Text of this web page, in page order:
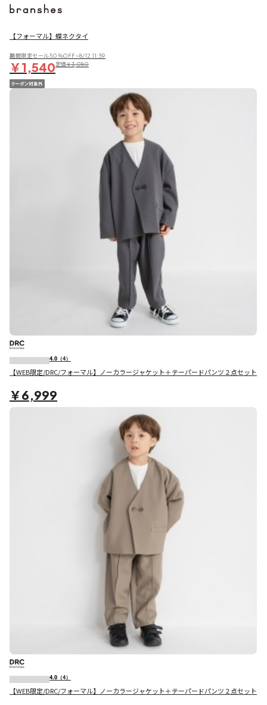
【フォーマル】蝶ネクタイ
期間限定セール50％OFF~8/12 11:59
￥1,540定価￥3,080
4.0 （4）
【WEB限定/DRC/フォーマル】ノーカラージャケット＋テーパードパンツ２点セット
￥6,999
4.0 （4）
【WEB限定/DRC/フォーマル】ノーカラージャケット＋テーパードパンツ２点セット